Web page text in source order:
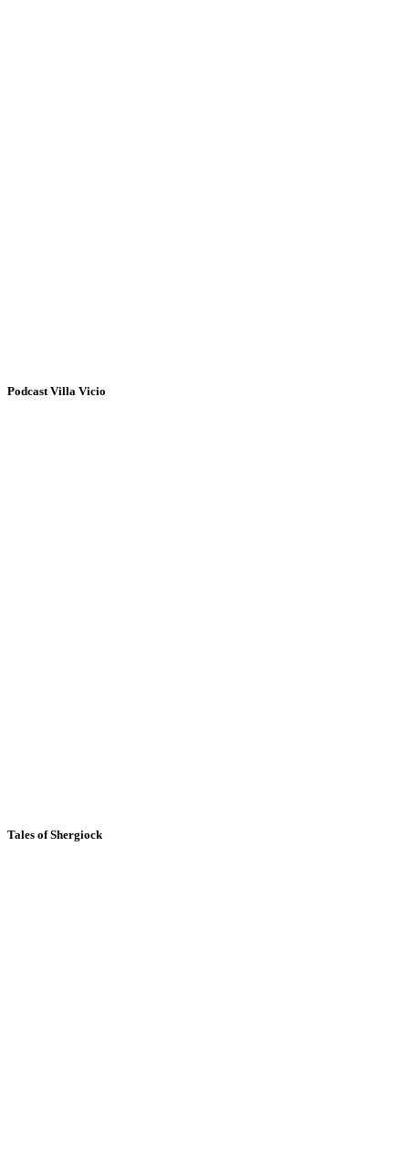
Podcast Villa Vicio
Tales of Shergiock